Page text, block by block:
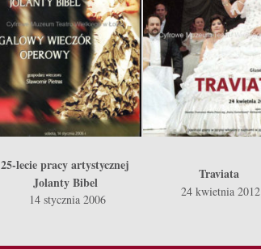
25-lecie pracy artystycznej
Jolanty Bibel
14 stycznia 2006
Traviata
24 kwietnia 2012